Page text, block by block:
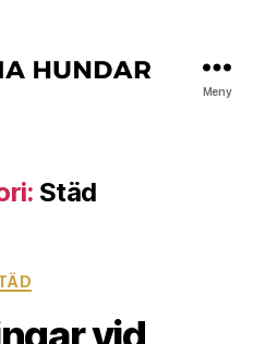
Meny
Städ
Kategorier